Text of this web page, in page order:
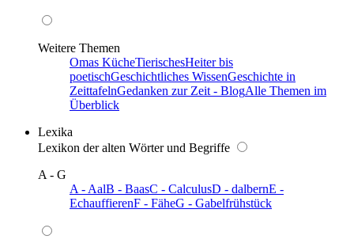
Weitere Themen
Omas KücheTierischesHeiter bis
poetischGeschichtliches WissenGeschichte in
ZeittafelnGedanken zur Zeit - BlogAlle Themen im
Überblick
Lexika
Lexikon der alten Wörter und Begriffe
A - G
A - AalB - BaasC - CalculusD - dalbernE -
EchauffierenF - FäheG - Gabelfrühstück